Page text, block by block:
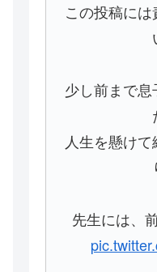
この投稿に
少し前まで
人生を懸け
先生には、